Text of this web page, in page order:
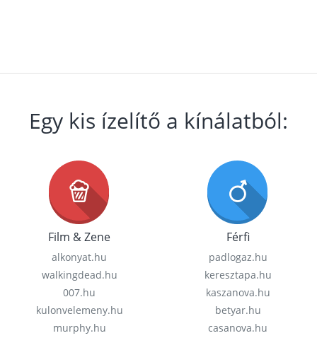
Egy kis ízelítő a kínálatból:
Film & Zene
alkonyat.hu
walkingdead.hu
007.hu
kulonvelemeny.hu
murphy.hu
Férfi
padlogaz.hu
keresztapa.hu
kaszanova.hu
betyar.hu
casanova.hu